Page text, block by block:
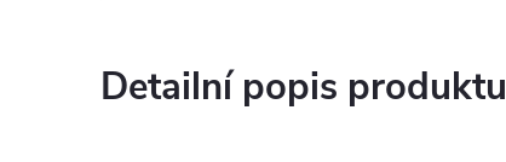
Detailní popis produktu